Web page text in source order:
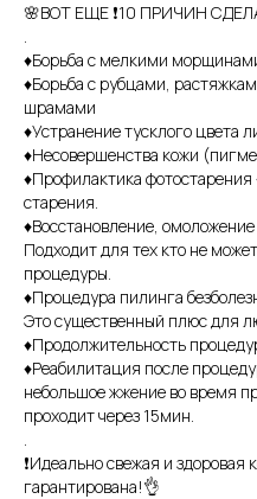
🌸ВОТ ЕЩЕ ❗️10 ПРИЧИН
.
♦️Борьба с мелкими
♦️Борьба с рубцами,
шрамами
♦️Устранение тусклого цвета
♦️Несовершенства кожи
♦️Профилактика
старения.
♦️Восстановление,
Подходит для тех кто не
процедуры.
♦️Процедура пилинга
Это существенный плюс для
♦️Продолжительность
♦️Реабилитация после
небольшое жжение во время
проходит через 15мин.
.
❗️Идеально свежая и здоровая
гарантирована!👌